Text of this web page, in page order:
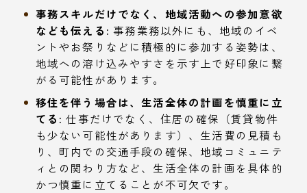
事務スキルだけでなく、地域活動への参加意欲
なども伝える: 事務業務以外にも、地域のイベ
ントやお祭りなどに積極的に参加する姿勢は、
地域への溶け込みやすさを示す上で好印象に繋
がる可能性があります。
移住を伴う場合は、生活全体の計画を慎重に立
てる: 仕事だけでなく、住居の確保（賃貸物件
も少ない可能性があります）、生活費の見積も
り、町内での交通手段の確保、地域コミュニテ
ィとの関わり方など、生活全体の計画を具体的
かつ慎重に立てることが不可欠です。